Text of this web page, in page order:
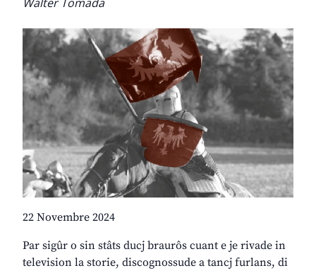
22 Novembre 2024
Par sigûr o sin stâts ducj braurôs cuant e je rivade in
television la storie, discognossude a tancj furlans, di